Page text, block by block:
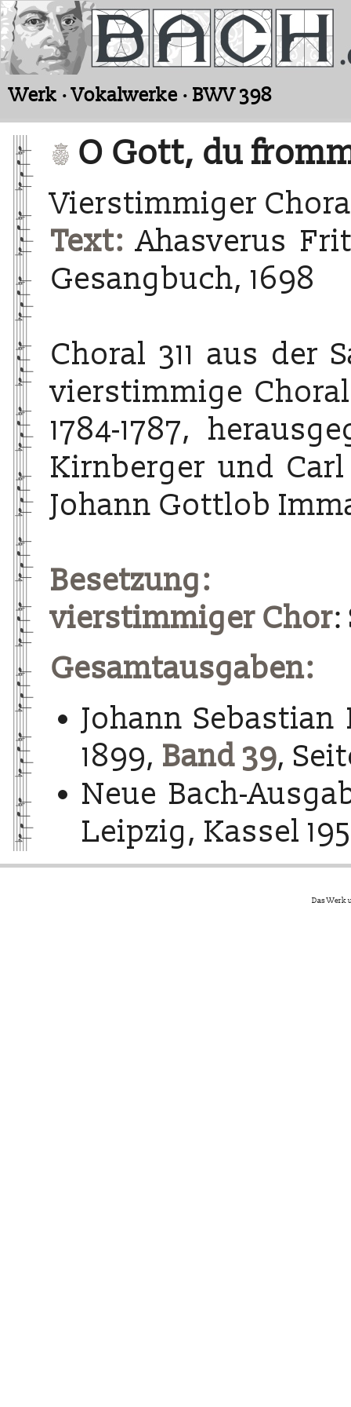
Werk · Vokalwerke · BWV 398
O Gott, du
Vierstimmiger
Text: Ahasverus
Gesangbuch, 1698
Choral 311 aus der
vierstimmige
1784-1787,
Kirnberger und
Johann Gottlob
Besetzung:
vierstimmiger Chor:
Gesamtausgaben:
Johann Sebastian
1899, Band 39,
Neue Bach-
Leipzig, Kassel
Das Werk